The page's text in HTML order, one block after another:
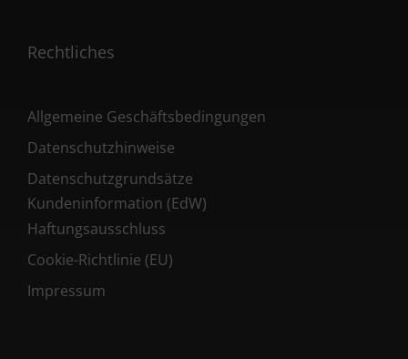
Rechtliches
Allgemeine Geschäftsbedingungen
Datenschutzhinweise
Datenschutzgrundsätze
Kundeninformation (EdW)
Haftungsausschluss
Cookie-Richtlinie (EU)
Impressum